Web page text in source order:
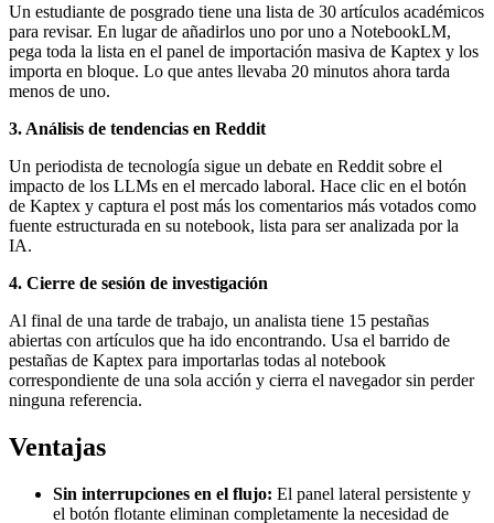
Un estudiante de posgrado tiene una lista de 30 artículos académicos
para revisar. En lugar de añadirlos uno por uno a NotebookLM,
pega toda la lista en el panel de importación masiva de Kaptex y los
importa en bloque. Lo que antes llevaba 20 minutos ahora tarda
menos de uno.
3. Análisis de tendencias en Reddit
Un periodista de tecnología sigue un debate en Reddit sobre el
impacto de los LLMs en el mercado laboral. Hace clic en el botón
de Kaptex y captura el post más los comentarios más votados como
fuente estructurada en su notebook, lista para ser analizada por la
IA.
4. Cierre de sesión de investigación
Al final de una tarde de trabajo, un analista tiene 15 pestañas
abiertas con artículos que ha ido encontrando. Usa el barrido de
pestañas de Kaptex para importarlas todas al notebook
correspondiente de una sola acción y cierra el navegador sin perder
ninguna referencia.
Ventajas
Sin interrupciones en el flujo: El panel lateral persistente y
el botón flotante eliminan completamente la necesidad de